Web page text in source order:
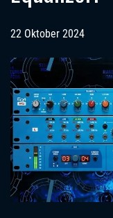
22 Oktober 2024